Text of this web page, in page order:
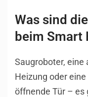
Was sind
beim Smart
Saugroboter, eine
Heizung oder
öffnende Tür – es